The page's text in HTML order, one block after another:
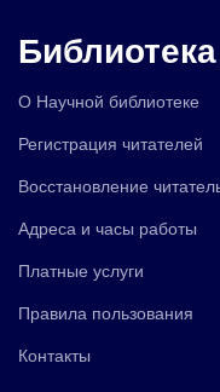
Библиотека
О Научной библиотеке
Регистрация читателей
Восстановление
Адреса и часы работы
Платные услуги
Правила пользования
Контакты